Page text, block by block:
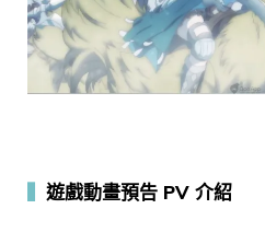
遊戲動畫預告 PV 介紹